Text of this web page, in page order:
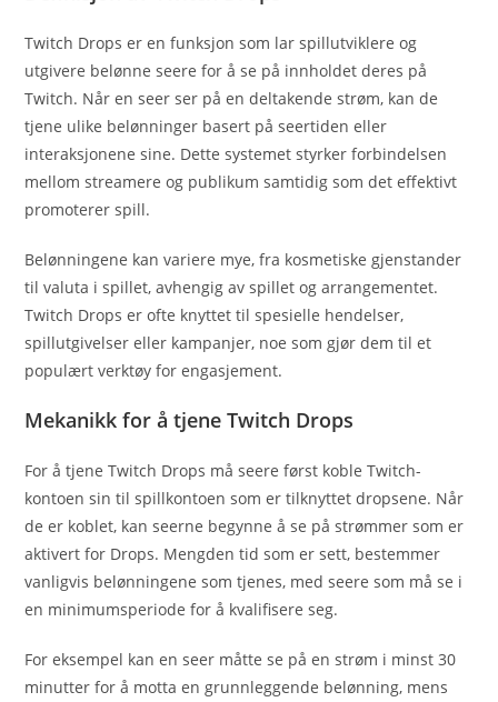
Twitch Drops er en funksjon som lar spillutviklere og
utgivere belønne seere for å se på innholdet deres på
Twitch. Når en seer ser på en deltakende strøm, kan de
tjene ulike belønninger basert på seertiden eller
interaksjonene sine. Dette systemet styrker forbindelsen
mellom streamere og publikum samtidig som det effektivt
promoterer spill.
Belønningene kan variere mye, fra kosmetiske gjenstander
til valuta i spillet, avhengig av spillet og arrangementet.
Twitch Drops er ofte knyttet til spesielle hendelser,
spillutgivelser eller kampanjer, noe som gjør dem til et
populært verktøy for engasjement.
Mekanikk for å tjene Twitch Drops
For å tjene Twitch Drops må seere først koble Twitch-
kontoen sin til spillkontoen som er tilknyttet dropsene. Når
de er koblet, kan seerne begynne å se på strømmer som er
aktivert for Drops. Mengden tid som er sett, bestemmer
vanligvis belønningene som tjenes, med seere som må se i
en minimumsperiode for å kvalifisere seg.
For eksempel kan en seer måtte se på en strøm i minst 30
minutter for å motta en grunnleggende belønning, mens